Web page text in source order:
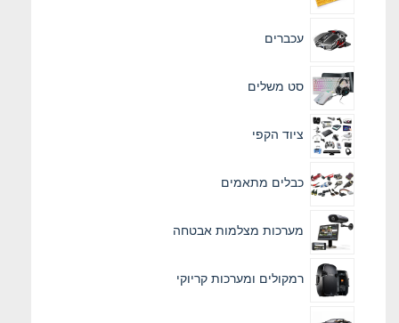
עכברים
סט משלים
ציוד הקפי
כבלים מתאמים
מערכות מצלמות אבטחה
רמקולים ומערכות קריוקי